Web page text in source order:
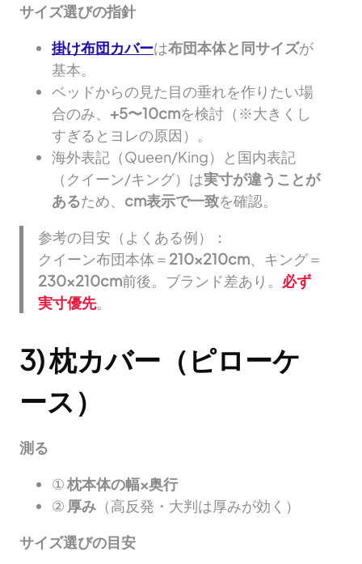
サイズ選びの指針
掛け布団カバーは布団本体と同サイズが
基本。
ベッドからの見た目の垂れを作りたい場
合のみ、 +5〜10cmを検討（※大きくし
すぎるとヨレの原因）。
海外表記（Queen/King）と国内表記
（クイーン/キング）は実寸が違うことが
あるため、 cm表示で一致を確認。
参考の目安（よくある例）：
クイーン布団本体＝ 210×210cm、キング＝
230×210cm前後。ブランド差あり。 必ず
実寸優先。
3) 枕カバー（ピローケ
ース）
測る
①枕本体の幅×奥行
② 厚み （高反発・大判は厚みが効く）
サイズ選びの目安